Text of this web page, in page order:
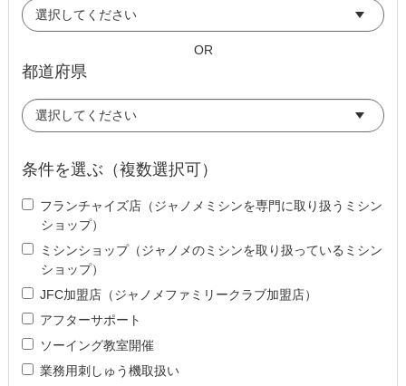
OR
都道府県
条件を選ぶ（複数選択可）
フランチャイズ店（ジャノメミシンを専門に取り扱うミシン
ショップ）
ミシンショップ（ジャノメのミシンを取り扱っているミシン
ショップ）
JFC加盟店（ジャノメファミリークラブ加盟店）
アフターサポート
ソーイング教室開催
業務用刺しゅう機取扱い